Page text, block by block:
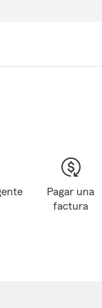
Pagar una
factura